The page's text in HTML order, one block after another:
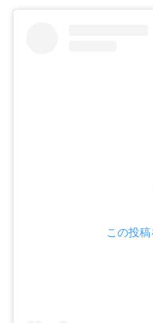
この投